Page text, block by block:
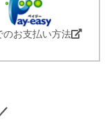
のお支払い方法